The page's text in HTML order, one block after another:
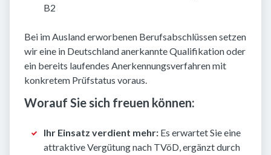
B2
Bei im Ausland erworbenen Berufsabschlüssen setzen
wir eine in Deutschland anerkannte Qualifikation oder
ein bereits laufendes Anerkennungsverfahren mit
konkretem Prüfstatus voraus.
Worauf Sie sich freuen können:
Ihr Einsatz verdient mehr: Es erwartet Sie eine
attraktive Vergütung nach TVöD, ergänzt durch